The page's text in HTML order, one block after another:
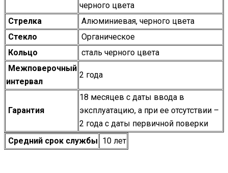
черного цвета
Стрелка
Алюминиевая, черного цвета
Стекло
Органическое
Кольцо
сталь черного цвета
Межповерочный
интервал
2 года
Гарантия
18 месяцев с даты ввода в
эксплуатацию, а при ее отсутствии –
2 года с даты первичной поверки
Средний срок службы 10 лет